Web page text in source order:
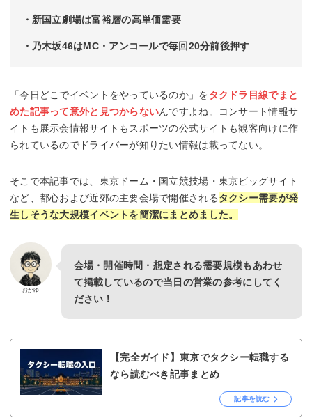
・新国立劇場は富裕層の高単価需要
・乃木坂46はMC・アンコールで毎回20分前後押す
「今日どこでイベントをやっているのか」をタクドラ目線でまと
めた記事って意外と見つからないんですよね。コンサート情報サ
イトも展示会情報サイトもスポーツの公式サイトも観客向けに作
られているのでドライバーが知りたい情報は載ってない。
そこで本記事では、東京ドーム・国立競技場・東京ビッグサイト
など、都心および近郊の主要会場で開催されるタクシー需要が発
生しそうな大規模イベントを簡潔にまとめました。
おかゆ
会場・開催時間・想定される需要規模もあわせ
て掲載しているので当日の営業の参考にしてく
ださい！
【完全ガイド】東京でタクシー転職する
なら読むべき記事まとめ
記事を読む